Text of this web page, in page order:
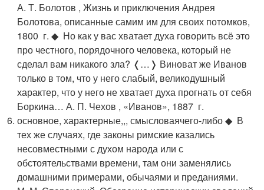
А. Т. Болотов , Жизнь и приключения Андрея
Болотова, описанные самим им для своих потомков,
1800 г. ◆ Но как у вас хватает духа говорить всё это
про честного, порядочного человека, который не
сделал вам никакого зла? ❬…❭ Виноват же Иванов
только в том, что у него слабый, великодушный
характер, что у него не хватает духа прогнать от себя
Боркина… А. П. Чехов , «Иванов», 1887 г.
основное, характерные,,, смысловаячего-либо ◆ В
тех же случаях, где законы римские казались
несовместными с духом народа или с
обстоятельствами времени, там они заменялись
домашними примерами, обычаями и преданиями.